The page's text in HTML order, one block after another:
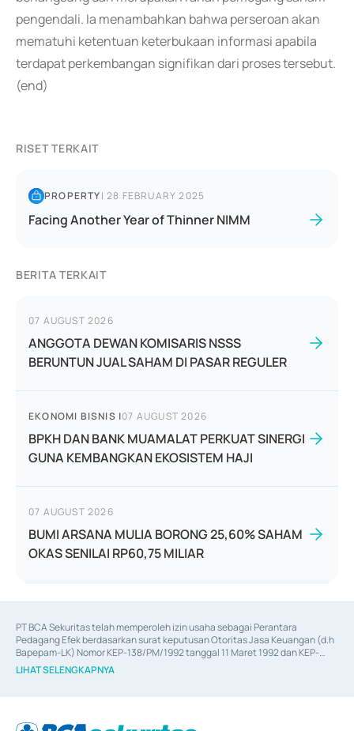
pengendali. Ia menambahkan bahwa perseroan akan
mematuhi ketentuan keterbukaan informasi apabila
terdapat perkembangan signifikan dari proses tersebut.
(end)
RISET TERKAIT
PROPERTY|28 FEBRUARY 2025
Facing Another Year of Thinner NIMM
BERITA TERKAIT
07 AUGUST 2026
ANGGOTA DEWAN KOMISARIS NSSS
BERUNTUN JUAL SAHAM DI PASAR REGULER
EKONOMI BISNIS |07 AUGUST 2026
BPKH DAN BANK MUAMALAT PERKUAT SINERGI
GUNA KEMBANGKAN EKOSISTEM HAJI
07 AUGUST 2026
BUMI ARSANA MULIA BORONG 25,60% SAHAM
OKAS SENILAI RP60,75 MILIAR
PT BCA Sekuritas telah memperoleh izin usaha sebagai Perantara
Pedagang Efek berdasarkan surat keputusan Otoritas Jasa Keuangan (d.h
Bapepam-LK) Nomor KEP-138/PM/1992 tanggal 11 Maret 1992 dan KEP-
06/D.04/2014 tanggal 28 Februari 2014, izin usaha sebagai Penjamin Emisi
Efek berdasarkan surat keputusan Otoritas Jasa Keuangan Nomor KEP-
berdasarkan surat keputusan Otoritas Jasa Keuangan Nomor S-
LIHAT SELENGKAPNYA